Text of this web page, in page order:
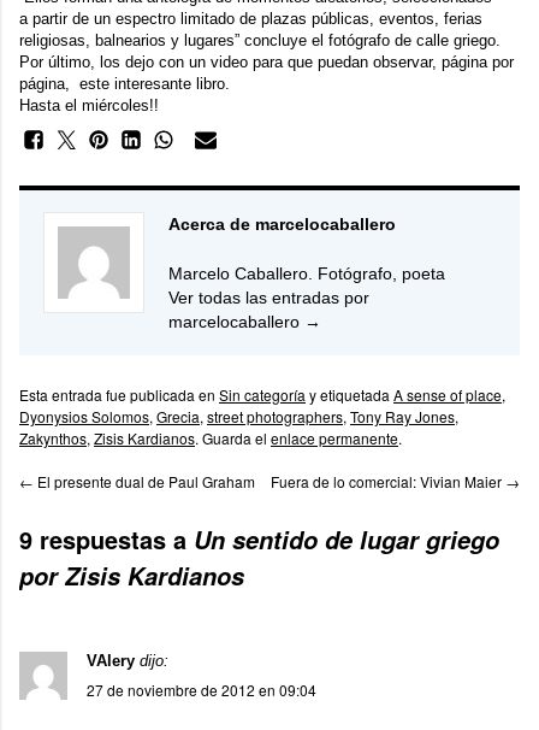
a partir de un espectro limitado de plazas públicas, eventos, ferias
religiosas, balnearios y lugares” concluye el fotógrafo de calle griego.
Por último, los dejo con un video para que puedan observar, página por
página, este interesante libro.
Hasta el miércoles!!
Acerca de marcelocaballero
Marcelo Caballero. Fotógrafo, poeta
Ver todas las entradas por
marcelocaballero →
Esta entrada fue publicada en Sin categoría y etiquetada A sense of place,
Dyonysios Solomos, Grecia, street photographers, Tony Ray Jones,
Zakynthos, Zisis Kardianos. Guarda el enlace permanente.
← El presente dual de Paul Graham Fuera de lo comercial: Vivian Maier →
9 respuestas a Un sentido de lugar griego
por Zisis Kardianos
VAlery dijo:
27 de noviembre de 2012 en 09:04